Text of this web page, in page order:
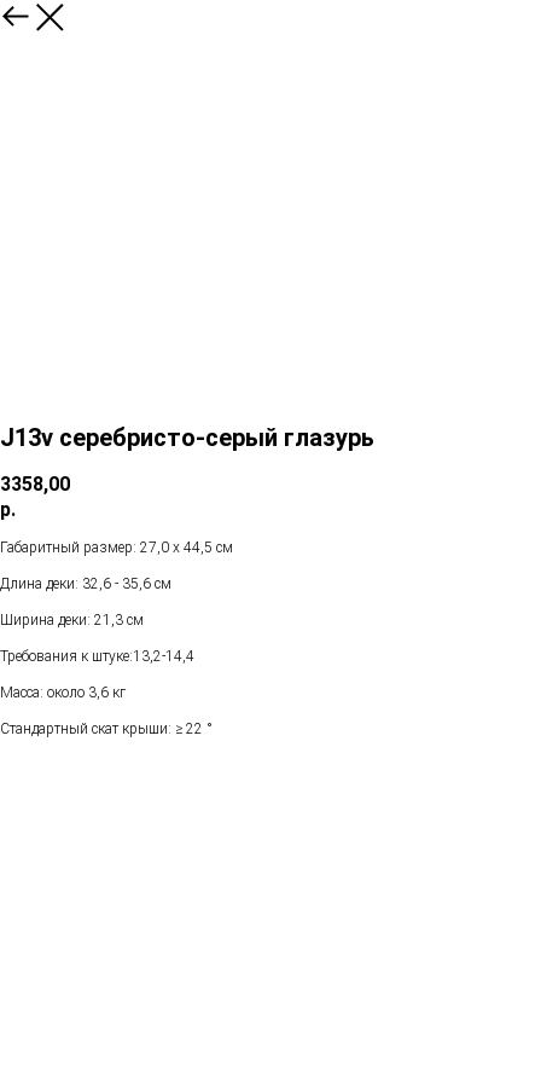
J13v серебристо-серый глазурь
3358,00
р.
Габаритный размер: 27,0 x 44,5 см
Длина деки: 32,6 - 35,6 см
Ширина деки: 21,3 см
Требования к штуке:13,2-14,4
Масса: около 3,6 кг
Стандартный скат крыши: ≥ 22 °